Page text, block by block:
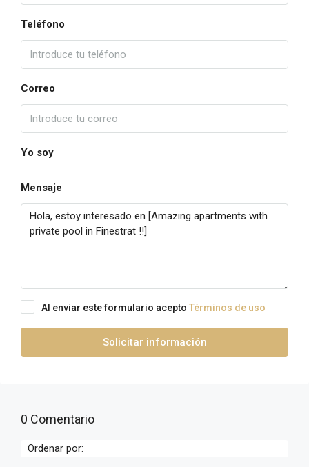
Teléfono
Correo
Yo soy
Mensaje
Al enviar este formulario acepto Términos de uso
Solicitar información
0 Comentario
Ordenar por: